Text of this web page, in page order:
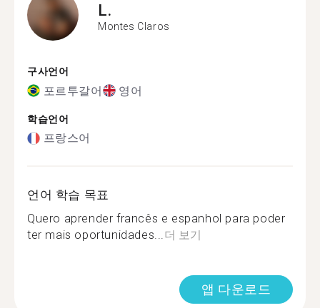
L.
Montes Claros
구사언어
포르투갈어 영어
학습언어
프랑스어
언어 학습 목표
Quero aprender francês e espanhol para poder
ter mais oportunidades...더 보기
앱 다운로드